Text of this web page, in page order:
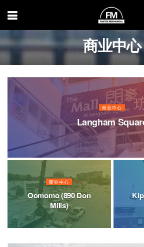
商业中心
商业中心
Langham
商业中心
Oomomo (890 Don
Mills)